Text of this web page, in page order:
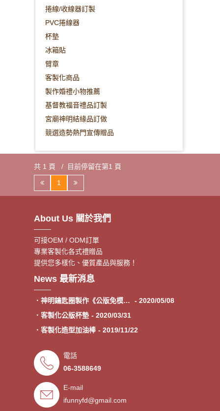
捲線/收線器訂製
PVC捲線器
杯墊
冰箱貼
臂章
客製化商品
製作婚禮小物推薦
基督教福音禮品訂製
宮廟神明結緣品訂做
競選造勢熱門宣傳贈品
共 1 頁 / 目前停留在第1 頁
1
About Us 關於我們
可接OEM / ODM訂單
專業客製化各式禮贈品
提供您多樣化、優質產品與服務！
News 最新消息
．客製額溫卡 - 2020/06/17
費》
．專業客製各類型加油棒
．來圖印製氣囊支架 低起訂量
．超低價少量手環客製
．禮贈品客製化服務，歡迎免費
索取樣品。
電話
06-3588649
E-mail
ifunnyfd@gmail.com